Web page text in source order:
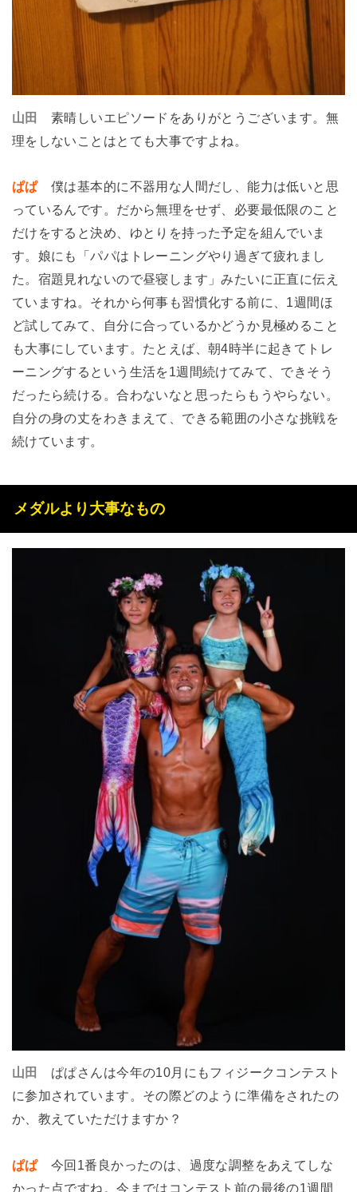
山田素晴しいエピソードをありがとうございます。無
理をしないことはとても大事ですよね。
ぱぱ僕は基本的に不器用な人間だし、能力は低いと思
っているんです。だから無理をせず、必要最低限のこと
だけをすると決め、ゆとりを持った予定を組んでいま
す。娘にも「パパはトレーニングやり過ぎて疲れまし
た。宿題見れないので昼寝します」みたいに正直に伝え
ていますね。それから何事も習慣化する前に、1週間ほ
ど試してみて、自分に合っているかどうか見極めること
も大事にしています。たとえば、朝4時半に起きてトレ
ーニングするという生活を1週間続けてみて、できそう
だったら続ける。合わないなと思ったらもうやらない。
自分の身の丈をわきまえて、できる範囲の小さな挑戦を
続けています。
メダルより大事なもの
山田 ぱぱさんは今年の10月にもフィジークコンテスト
に参加されています。その際どのように準備をされたの
か、教えていただけますか？
ぱぱ今回1番良かったのは、過度な調整をあえてしな
かった点ですね。今まではコンテスト前の最後の1週間